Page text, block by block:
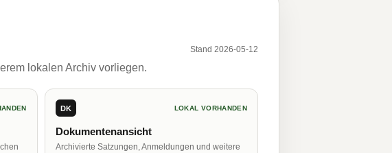
Stand 2026-05-12
lokalen Archiv vorliegen.
DK LOKAL VORHANDEN
Dokumentenansicht
Archivierte Satzungen, Anmeldungen und weitere